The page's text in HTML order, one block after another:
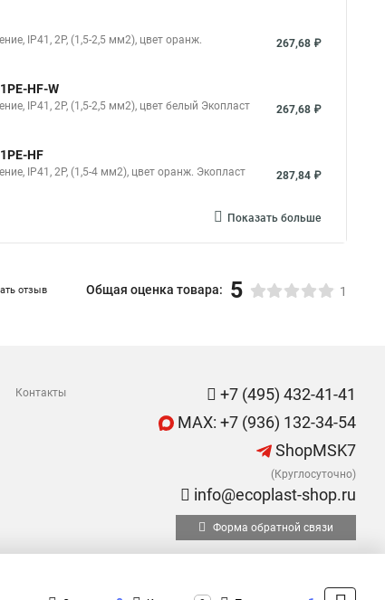
IP41, 2P, (1,5-2,5 мм2), цвет оранж.
267,68 ₽
HF-W
IP41, 2P, (1,5-2,5 мм2), цвет белый Экопласт 267,68 ₽
HF
IP41, 2P, (1,5-4 мм2), цвет оранж. Экопласт 287,84 ₽
Показать больше
отзыв Общая оценка товара: 5 1
Контакты
+7 (495) 432-41-41
MAX: +7 (936) 132-34-54
ShopMSK7
(Круглосуточно)
info@ecoplast-shop.ru
Форма обратной связи